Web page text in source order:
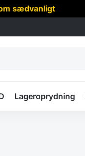
sædvanligt
Lageroprydning